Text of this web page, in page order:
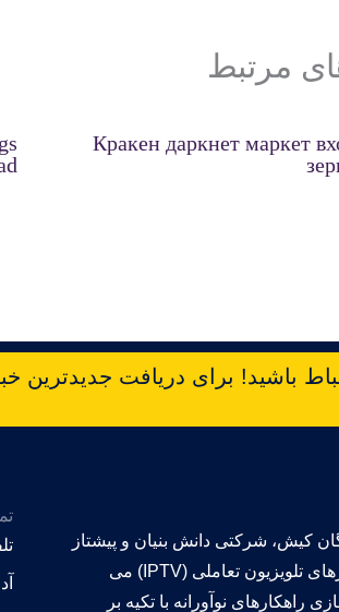
مرتبط
Кракен даркнет маркет
باشید! برای دریافت جدیدترین
کیش، شرکتی دانش بنیان و پیشتاز
در زمینه ارائه ی راهکارهای تلویزیون تعاملی (IPTV) می
راهکارهای نوآورانه با تکیه بر